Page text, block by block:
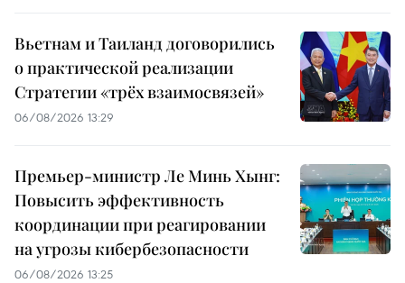
Вьетнам и Таиланд договорились
о практической реализации
Стратегии «трёх взаимосвязей»
06/08/2026 13:29
Премьер-министр Ле Минь Хынг:
Повысить эффективность
координации при реагировании
на угрозы кибербезопасности
06/08/2026 13:25